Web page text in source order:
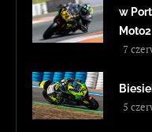
w
7
5